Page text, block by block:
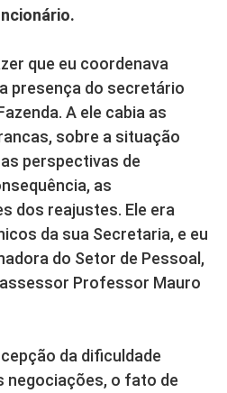
que eu coordenava
presença do secretário
A ele cabia as
sobre a situação
perspectivas de
as
dos reajustes. Ele era
da sua Secretaria, e eu
do Setor de Pessoal,
Professor Mauro
da dificuldade
negociações, o fato de